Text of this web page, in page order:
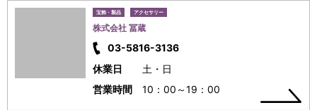
宝飾・製品 アクセサリー
株式会社 冨蔵
03-5816-3136
休業日
土・日
営業時間
10：00～19：00